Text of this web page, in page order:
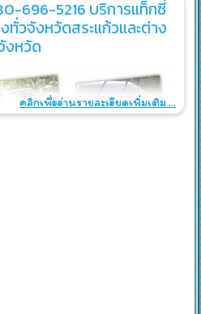
696-5216 บริการแท็กซี่
วจังหวัดสระแก้วและต่าง
งหวัด
คลิกเพื่ออ่านรายละเอียดเพิ่มเติม ...